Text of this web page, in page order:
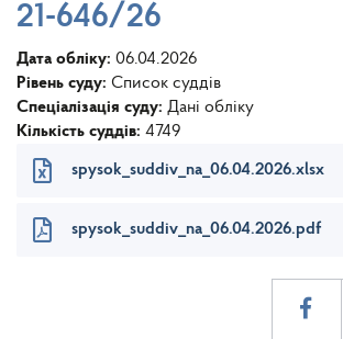
21-646/26
Дата обліку: 06.04.2026
Рівень суду: Список суддів
Спеціалізація суду: Дані обліку
Кількість суддів: 4749
spysok_suddiv_na_06.04.2026.xlsx
spysok_suddiv_na_06.04.2026.pdf